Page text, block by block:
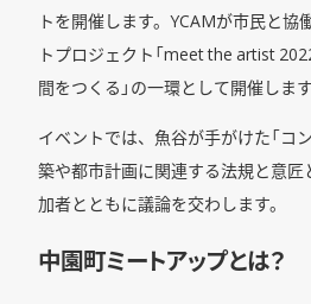
トを開催します。YCAMが市民と協
トプロジェクト「meet the artist
間をつくる」の一環として開催します
イベントでは、魚谷が手がけた「コ
築や都市計画に関連する法規と意
加者とともに議論を交わします。
中園町ミートアップとは？